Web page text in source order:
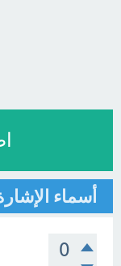
أسماء
0